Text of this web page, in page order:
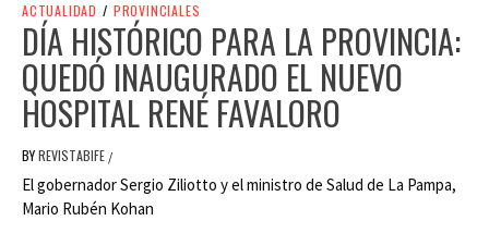
ACTUALIDAD / PROVINCIALES
DÍA HISTÓRICO PARA LA PROVINCIA:
QUEDÓ INAUGURADO EL NUEVO
HOSPITAL RENÉ FAVALORO
BYREVISTABIFE /
El gobernador Sergio Ziliotto y el ministro de Salud de La Pampa,
Mario Rubén Kohan